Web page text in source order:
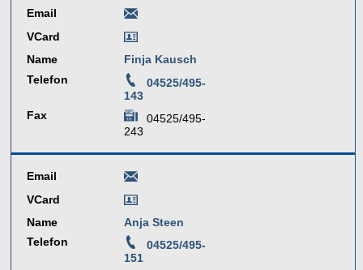
Email
VCard
Name
Finja Kausch
Telefon
04525/495-
143
Fax
04525/495-
243
Email
VCard
Name
Anja Steen
Telefon
04525/495-
151